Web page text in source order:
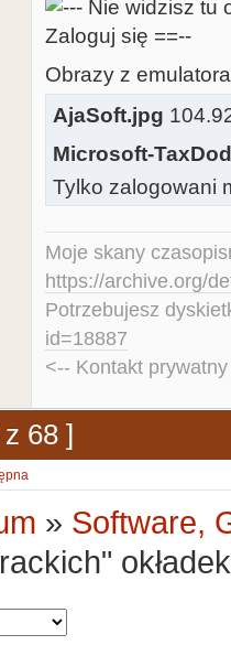
Obrazy z
AjaSoft.jpg
Microsoft-
Tylko zalogowani
Moje skany
https://archive.org/
Potrzebujesz
id=18887
<-- Kontakt
68 ]
» Software,